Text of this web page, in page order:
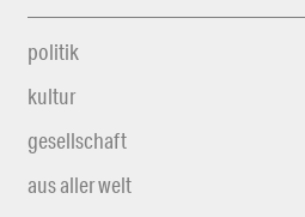
politik
kultur
gesellschaft
aus aller welt